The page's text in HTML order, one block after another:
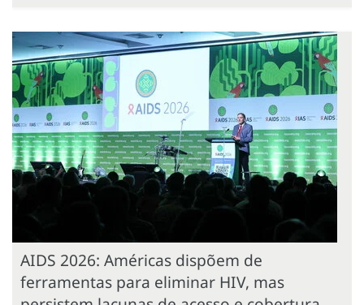
AIDS 2026: Américas dispõem de
ferramentas para eliminar HIV, mas